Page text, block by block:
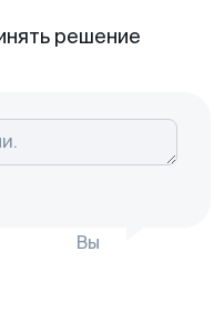
решение
Вы